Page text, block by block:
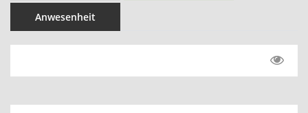
Anwesenheit